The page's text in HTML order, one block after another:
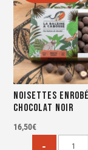
Noisettes
chocolat noir
16,50€